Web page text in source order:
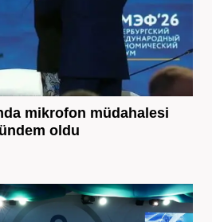
mikrofon müdahalesi
oldu